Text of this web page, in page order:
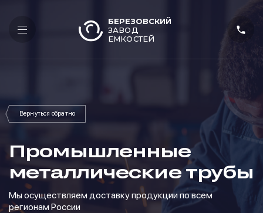
БЕРЕЗОВСКИЙ
ЗАВОД
ЕМКОСТЕЙ
Промышленные
металлические трубы
Мы осуществляем доставку продукции по всем
регионам России